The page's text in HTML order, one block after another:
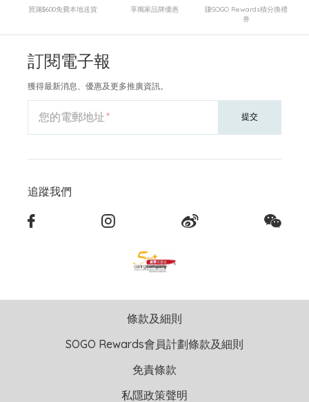
買滿$600免費本地送貨 享獨家品牌優惠
賺SOGO Rewards積分換禮
券
訂閱電子報
獲得最新消息、優惠及更多推廣資訊。
您的電郵地址 提交
追蹤我們
條款及細則
SOGO Rewards會員計劃條款及細則
免責條款
私隱政策聲明